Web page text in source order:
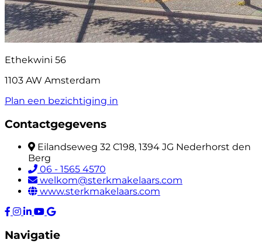
Ethekwini 56
1103 AW Amsterdam
Plan een bezichtiging in
Contactgegevens
Eilandseweg 32 C198, 1394 JG Nederhorst den
Berg
06 - 1565 4570
welkom@sterkmakelaars.com
www.sterkmakelaars.com
Navigatie